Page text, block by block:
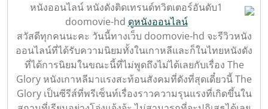
หนังออนไลน์ หนังดังติดเทรนด์ทวิตเตอร์อันดับ1
doomovie-hd ดูหนังออนไลน์
สวัสดีทุกคนนะคะ วันนี้ทางเว็บ doomovie-hd จะรีวิวหนัง
ออนไลน์ที่ได้รับความนิยมทั้งในเกาหลีและก็ในไทยหนังดัง
ที่ได้การนิยมในขณะนี้ที่ไม่พูดถึงไม่ได้เลยกับเรื่อง The
Glory หนังเกาหลีมาแรงสะท้อนสังคมที่ดังที่สุดเดี๋ยวนี้ The
Glory เป็นซีรีส์ที่พรีเซ็นท์เรื่องราวความรุนแรงที่เกิดขึ้นใน